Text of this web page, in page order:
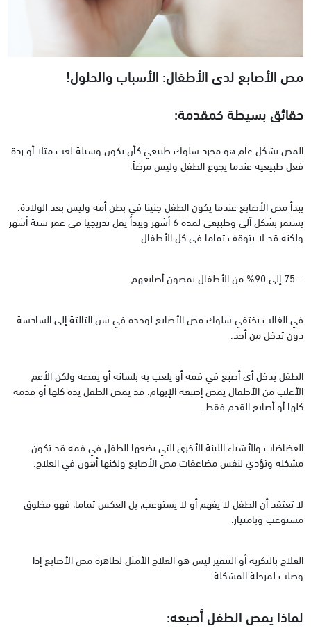
مص الأصابع لدى الأطفال: الأسباب والحلول!
حقائق بسيطة كمقدمة:
المص بشكل عام هو مجرد سلوك طبيعي كأن يكون وسيلة لعب مثلا أو ردة
فعل طبيعية عندما يجوع الطفل وليس مرضاً.
يبدأ مص الأصابع عندما يكون الطفل جنينا في بطن أمه وليس بعد الولادة.
يستمر بشكل آلي وطبيعي لمدة 6 أشهر ويبدأ يقل تدريجيا في عمر ستة أشهر
ولكنه قد لا يتوقف تماما في كل الأطفال.
– 75 إلى 90% من الأطفال يمصون أصابعهم.
في الغالب يختفي سلوك مص الأصابع لوحده في سن الثالثة إلى السادسة
دون تدخل من أحد.
الطفل يدخل أي أصبع في فمه أو يلعب به بلسانه أو يمصه ولكن الأعم
الأغلب من الأطفال يمص إصبعه الإبهام. قد يمص الطفل يده كلها أو قدمه
كلها أو أصابع القدم فقط.
العضاضات والأشياء اللينة الأخرى التي يضعها الطفل في فمه قد تكون
مشكلة وتؤدي لنفس مضاعفات مص الأصابع ولكنها أهون في العلاج.
لا تعتقد أن الطفل لا يفهم أو لا يستوعب, بل العكس تماما, فهو مخلوق
مستوعب وبامتياز.
العلاج بالتكريه أو التنفير ليس هو العلاج الأمثل لظاهرة مص الأصابع إذا
وصلت لمرحلة المشكلة.
لماذا يمص الطفل أصبعه: